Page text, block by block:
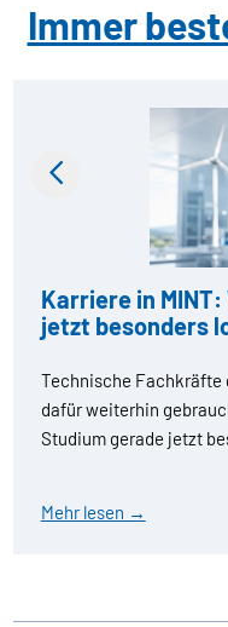
Immer
Karriere in
jetzt besonders
Technische Fachkräfte
dafür weiterhin
Studium gerade jetzt
Mehr lesen →